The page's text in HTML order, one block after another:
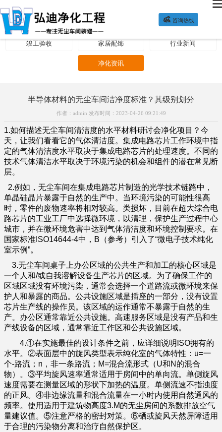
 咨询热线
净化方案 公司新闻 装修施工
竣工验收 家居配饰 行业新闻
净化资讯
半导体材料的无尘车间洁净度标准？其级别划分
作者：admin 发布时间：2023-04-26 09:21:49
1.如何描述无尘车间清洁度的水平材料研讨会净化项目？今
天，让我们看看它的气体清洁度。集成电路芯片工作环境中指
定的气体清洁度水平取决于集成电路芯片的处理速度。不同的
技术气体清洁水平取决于环境污染的机会和组件的潜在常见断
层。
2.例如，无尘车间在集成电路芯片制造的光学技术链路中，
单晶硅晶片暴露于自然的生产中。当环境污染的可能性很高
时，零件的废物速率将相对较高。类损坏，目前在超大综合电
路芯片的工业工厂中选择微环境，以清理，保护生产过程中心
城市，并在微环境危害中达到气体清洁度和环境控制要求。在
国家标准ISO14644-4中，B（参考）引入了“微电子技术纯化
室示例”。
3.无尘车间桌子上办公区域的公共生产和加工的核心区域是
一个人和/或自我溶解设备生产芯片的区域。为了确保工作的
区域区域没有环境污染，通常会选择一个道路流或微环境来保
护人和暴露的商品。公共设施区域是插座的一部分，没有设置
芯片生产线的操作员。该区域的运作通常不暴露于自然的生
产。办公区通常靠近公共设施。高速服务区域是没有产品和生
产线设备的区域，通常靠近工作区和公共设施区域。
4.①在实施最佳的设计条件之前，应详细说明ISO拥有的
水平。②表面层中的旋风类型表示纯化室的气体特性：u=一
个-路流；n，非一条路流；M=混合流形式（U和N的混合
物）。③平均旋风速率通常适用于房间中的单向流。单侧旋风
速度需要在测量区域的形状下加热的温度。单侧流速不指浊度
的正风。④非边缘流量和混合流量在一小时内使用自然通风的
频率。使用适用于建筑物高度3.M的无尘房间的系数排放空气
量建议值。⑤注意严格的密封对策。⑥硒或旋风天然屏障适用
于合理的污染物分离和治疗自然保护区。